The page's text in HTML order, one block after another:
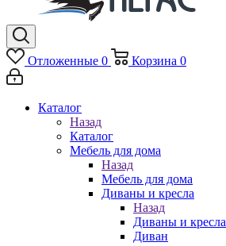
Отложенные 0 Корзина 0
Каталог
Назад
Каталог
Мебель для дома
Назад
Мебель для дома
Диваны и кресла
Назад
Диваны и кресла
Диван